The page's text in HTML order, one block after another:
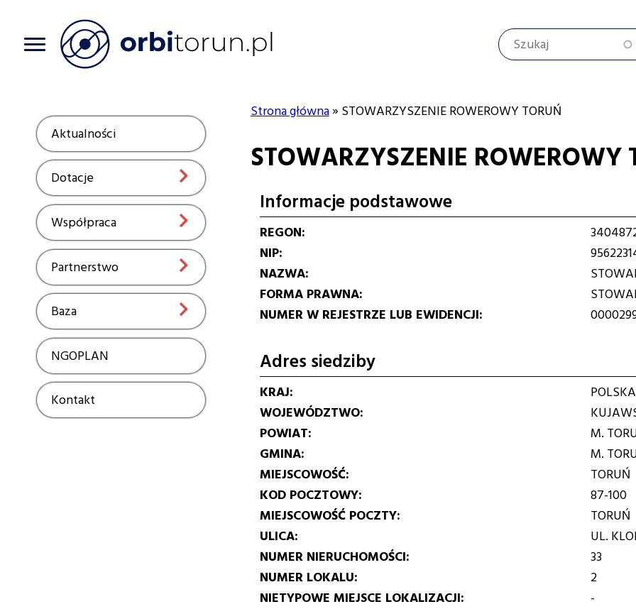
Szukaj
Aktualności Show
Dotacje Show
Współpraca Show
Partnerstwo Show
Baza Show
NGOPLAN Show
Kontakt Show
nawigacyjna
Strona główna STOWARZYSZENIE ROWEROWY TORUŃ
STOWARZYSZENIE ROWEROWY
Informacje podstawowe
REGON
NIP
NAZWA
FORMA PRAWNA
NUMER W REJESTRZE LUB EWIDENCJI
Adres siedziby
KRAJ
POLSKA
WOJEWÓDZTWO
POWIAT
M.
GMINA
M.
MIEJSCOWOŚĆ
TORUŃ
KOD POCZTOWY
87-100
MIEJSCOWOŚĆ POCZTY
TORUŃ
ULICA
UL.
NUMER NIERUCHOMOŚCI
33
NUMER LOKALU
2
NIETYPOWE MIEJSCE LOKALIZACJI
-